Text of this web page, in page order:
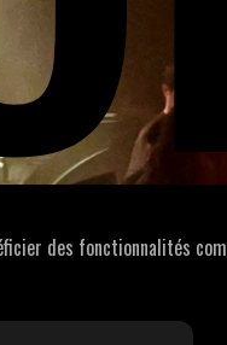
des fonctionnalités